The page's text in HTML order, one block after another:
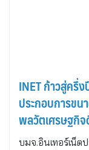
INET ก้าวสู่ครึ่
ประกอบการข
พลวัตเศรษฐกิ
บมจ.อินเทอร์เน็ต